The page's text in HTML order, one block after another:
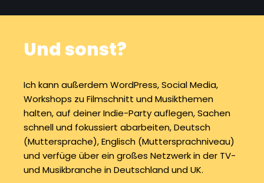
Und sonst?
Ich kann außerdem WordPress, Social Media,
Workshops zu Filmschnitt und Musikthemen
halten, auf deiner Indie-Party auflegen, Sachen
schnell und fokussiert abarbeiten, Deutsch
(Muttersprache), Englisch (Muttersprachniveau)
und verfüge über ein großes Netzwerk in der TV-
und Musikbranche in Deutschland und UK.